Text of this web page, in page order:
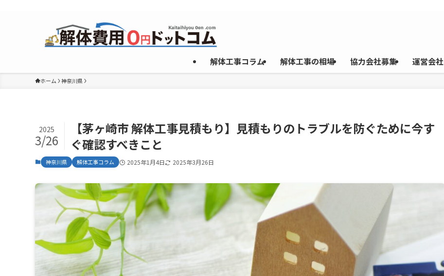
解体工事コラム 解体工事の相場 協力会社募集 運営会社
ホーム 神奈川県
【茅ヶ崎市 解体工事見積もり】見積もりのトラブルを防ぐために今す
ぐ確認すべきこと
2025
3/26
神奈川県 解体工事コラム 2025年1月4日 2025年3月26日